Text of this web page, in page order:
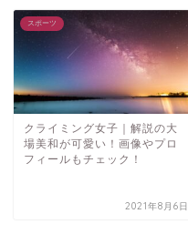
スポーツ
クライミング女子｜解説の大
場美和が可愛い！画像やプロ
フィールもチェック！
2021年8月6日